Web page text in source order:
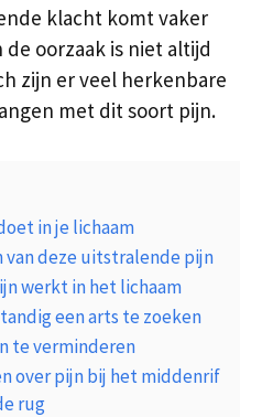
klacht komt vaker
oorzaak is niet altijd
zijn er veel herkenbare
met dit soort pijn.
in je lichaam
van deze uitstralende pijn
werkt in het lichaam
een arts te zoeken
te verminderen
over pijn bij het middenrif
rug